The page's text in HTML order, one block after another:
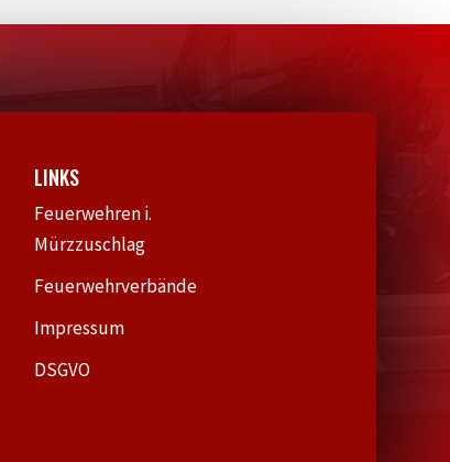
LINKS
Feuerwehren i.
Mürzzuschlag
Feuerwehrverbände
Impressum
DSGVO